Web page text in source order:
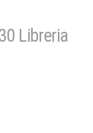
Libreria